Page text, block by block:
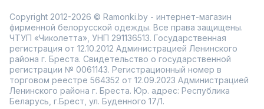
Copyright 2012-2026 © Ramonki.by - интернет-магазин
фирменной белорусской одежды. Все права защищены.
ЧТУП «Чиколетта», УНП 291136513. Государственная
регистрация от 12.10.2012 Администрацией Ленинского
района г. Бреста. Свидетельство о государственной
регистрации № 0061143. Регистрационный номер в
торговом реестре 564352 от 12.09.2023 Администрацией
Ленинского района г. Бреста. Юр. адрес: Республика
Беларусь, г.Брест, ул. Буденного 17/1.